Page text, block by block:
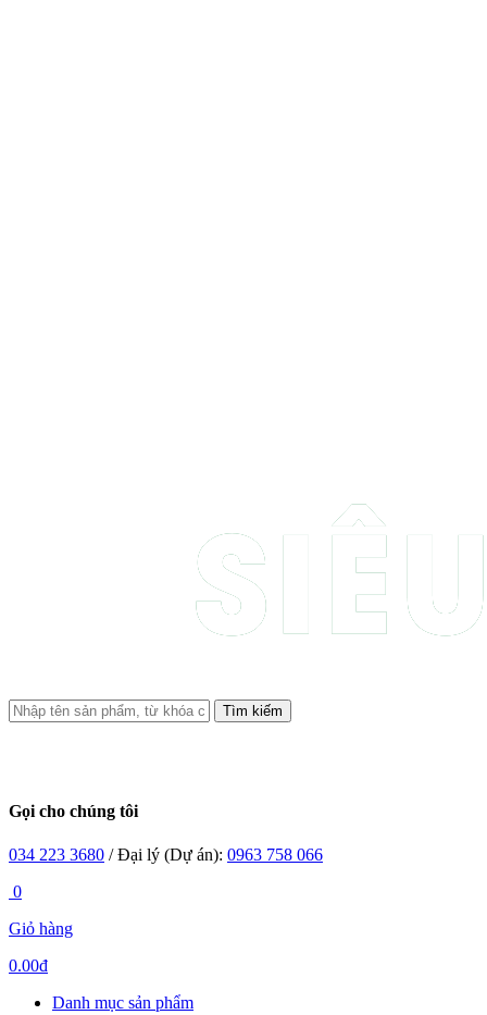
Tìm kiếm
Gọi cho chúng tôi
034 223 3680 / Đại lý (Dự án): 0963 758 066
0
Giỏ hàng
0.00đ
Danh mục sản phẩm